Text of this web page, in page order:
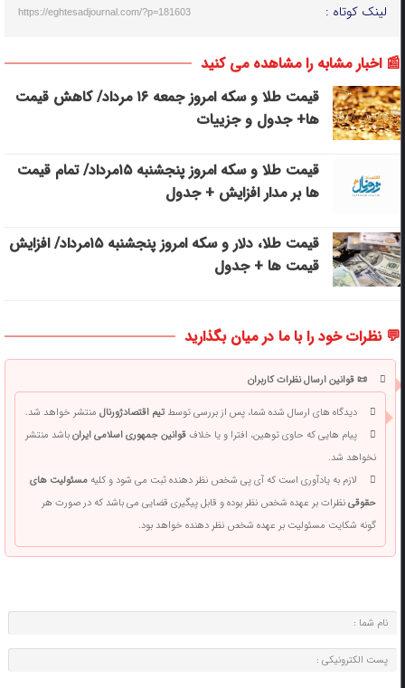
لینک کوتاه : https://eghtesadjournal.com/?p=181603
📰 اخبار مشابه را مشاهده می کنید
قیمت طلا و سکه امروز جمعه ۱۶ مرداد/ کاهش قیمت
ها+ جدول و جزییات
قیمت طلا و سکه امروز پنجشنبه ۱۵مرداد/ تمام قیمت
ها بر مدار افزایش + جدول
قیمت طلا، دلار و سکه امروز پنجشنبه ۱۵مرداد/ افزایش
قیمت ها + جدول
💬 نظرات خود را با ما در میان بگذارید
📜 قوانین ارسال نظرات کاربران
دیدگاه های ارسال شده شما، پس از بررسی توسطتیم اقتصادژورنالمنتشر خواهد شد.
پیام هایی که حاوی توهین، افترا و یا خلافقوانین جمهوری اسلامی ایرانباشد منتشر
نخواهد شد.
لازم به یادآوری است که آی پی شخص نظر دهنده ثبت می شود و کلیهمسئولیت های
حقوقینظرات بر عهده شخص نظر بوده و قابل پیگیری قضایی می باشد که در صورت هر
گونه شکایت مسئولیت بر عهده شخص نظر دهنده خواهد بود.